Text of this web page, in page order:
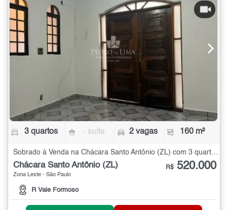
3 quartos - suíte 2 vagas 160 m²
Sobrado à Venda na Chácara Santo Antônio (ZL) com 3 quartos - 160 m²
Chácara Santo Antônio (ZL)
Zona Leste - São Paulo
R Vale Formoso
R$ 520.000